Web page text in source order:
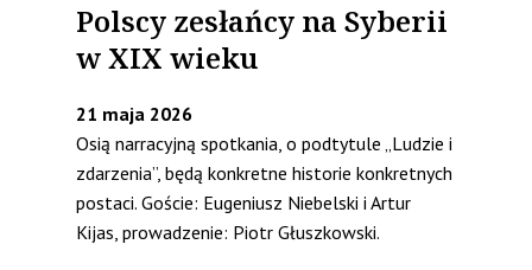
Polscy zesłańcy na Syberii
w XIX wieku
21 maja 2026
Osią narracyjną spotkania, o podtytule „Ludzie i
zdarzenia”, będą konkretne historie konkretnych
postaci. Goście: Eugeniusz Niebelski i Artur
Kijas, prowadzenie: Piotr Głuszkowski.